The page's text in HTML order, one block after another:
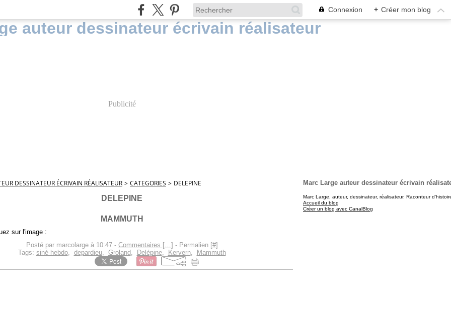
Connexion + Créer mon blog
Publicité
DESSINATEUR ÉCRIVAIN RÉALISATEUR > CATEGORIES > DELEPINE
DELEPINE
MAMMUTH
sur l'image :
Posté par marcolarge à 10:47 - Commentaires […] - Permalien [#]
Tags: siné hebdo, depardieu, Groland, Delépine, Kervern, Mammuth
Marc Large auteur dessinateur écrivain
Marc Large, auteur, dessinateur, réalisateur. Raconteur
Accueil du blog
Créer un blog avec CanalBlog